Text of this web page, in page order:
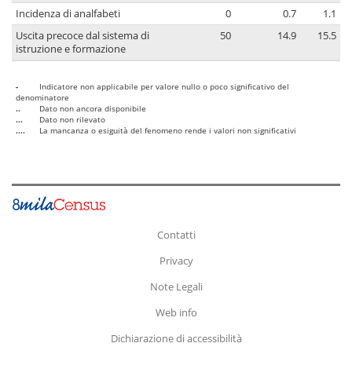
Incidenza di analfabeti 0 0.7
1.1
Uscita precoce dal sistema di
istruzione e formazione
50 14.9 15.5
-
Indicatore non applicabile per valore nullo o poco significativo del
denominatore
..
Dato non ancora disponibile
...
Dato non rilevato
....
La mancanza o esiguità del fenomeno rende i valori non significativi
Contatti
Privacy
Note Legali
Web info
Dichiarazione di accessibilità